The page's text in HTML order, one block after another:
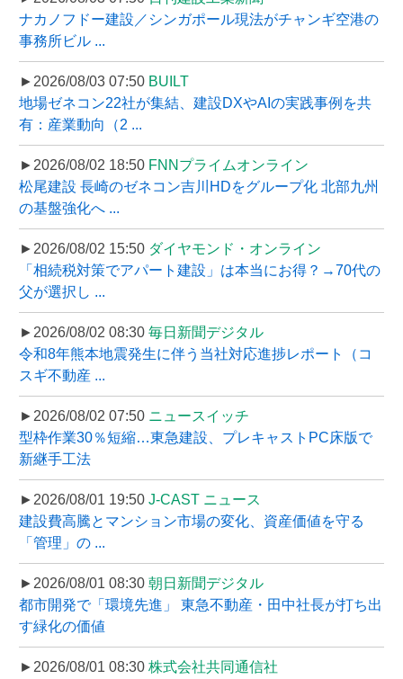
ナカノフドー建設／シンガポール現法がチャンギ空港の
事務所ビル ...
►2026/08/03 07:50 BUILT
地場ゼネコン22社が集結、建設DXやAIの実践事例を共
有：産業動向（2 ...
►2026/08/02 18:50 FNNプライムオンライン
松尾建設 長崎のゼネコン吉川HDをグループ化 北部九州
の基盤強化へ ...
►2026/08/02 15:50 ダイヤモンド・オンライン
「相続税対策でアパート建設」は本当にお得？→70代の
父が選択し ...
►2026/08/02 08:30 毎日新聞デジタル
令和8年熊本地震発生に伴う当社対応進捗レポート（コ
スギ不動産 ...
►2026/08/02 07:50 ニュースイッチ
型枠作業30％短縮…東急建設、プレキャストPC床版で
新継手工法
►2026/08/01 19:50 J-CAST ニュース
建設費高騰とマンション市場の変化、資産価値を守る
「管理」の ...
►2026/08/01 08:30 朝日新聞デジタル
都市開発で「環境先進」 東急不動産・田中社長が打ち出
す緑化の価値
►2026/08/01 08:30 株式会社共同通信社